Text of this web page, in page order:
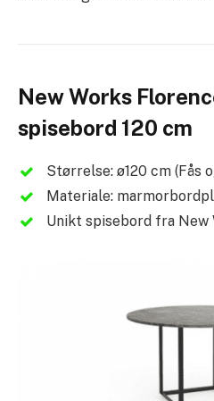
New Works
spisebord 120 cm
Størrelse: ø120 cm (Fås
Materiale:
Unikt spisebord fra New